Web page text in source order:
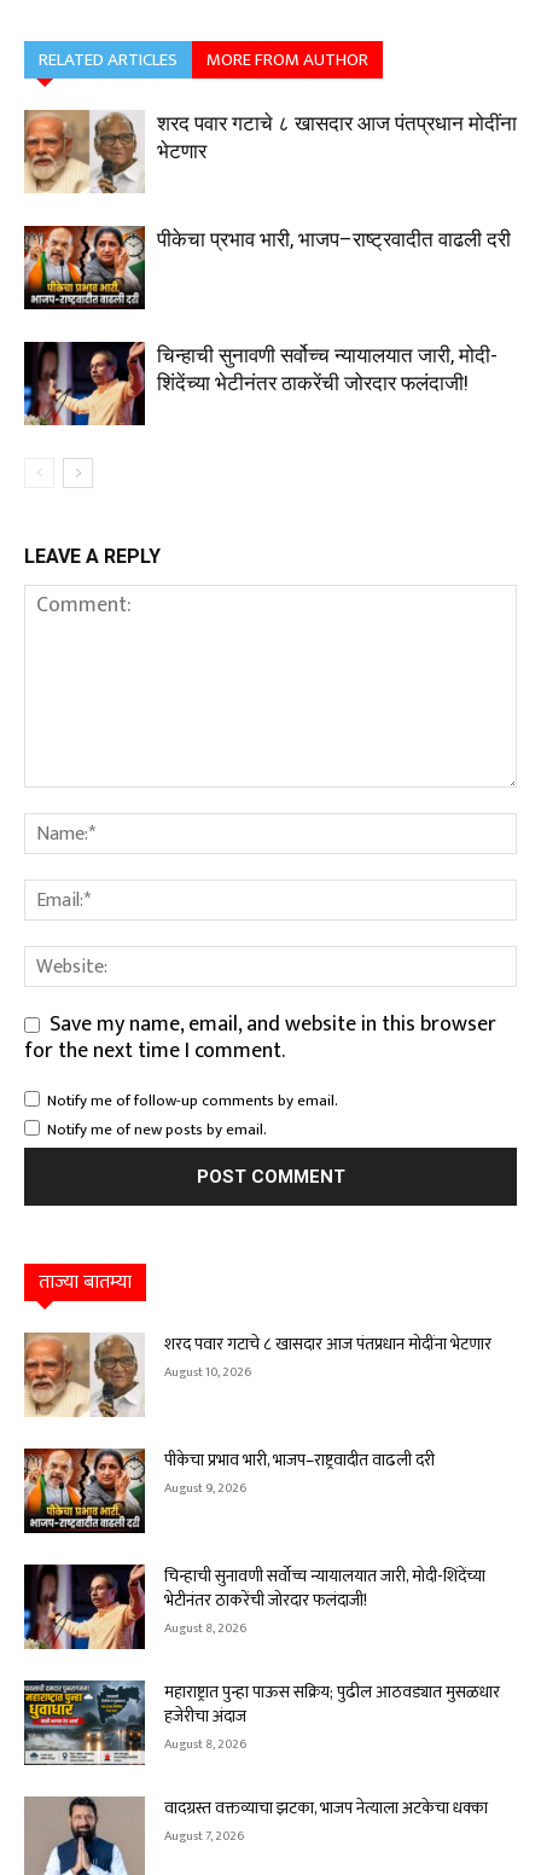
RELATED ARTICLES MORE FROM AUTHOR
शरद पवार गटाचे ८ खासदार आज पंतप्रधान मोदींना
भेटणार
पीकेचा प्रभाव भारी, भाजप–राष्ट्रवादीत वाढली दरी
चिन्हाची सुनावणी सर्वोच्च न्यायालयात जारी, मोदी-
शिंदेंच्या भेटीनंतर ठाकरेंची जोरदार फलंदाजी!
LEAVE A REPLY
Save my name, email, and website in this browser
for the next time I comment.
Notify me of follow-up comments by email.
Notify me of new posts by email.
ताज्या बातम्या
शरद पवार गटाचे ८ खासदार आज पंतप्रधान मोदींना भेटणार
August 10, 2026
पीकेचा प्रभाव भारी, भाजप–राष्ट्रवादीत वाढली दरी
August 9, 2026
चिन्हाची सुनावणी सर्वोच्च न्यायालयात जारी, मोदी-शिंदेंच्या
भेटीनंतर ठाकरेंची जोरदार फलंदाजी!
August 8, 2026
महाराष्ट्रात पुन्हा पाऊस सक्रिय; पुढील आठवड्यात मुसळधार
हजेरीचा अंदाज
August 8, 2026
वादग्रस्त वक्तव्याचा झटका, भाजप नेत्याला अटकेचा धक्का
August 7, 2026